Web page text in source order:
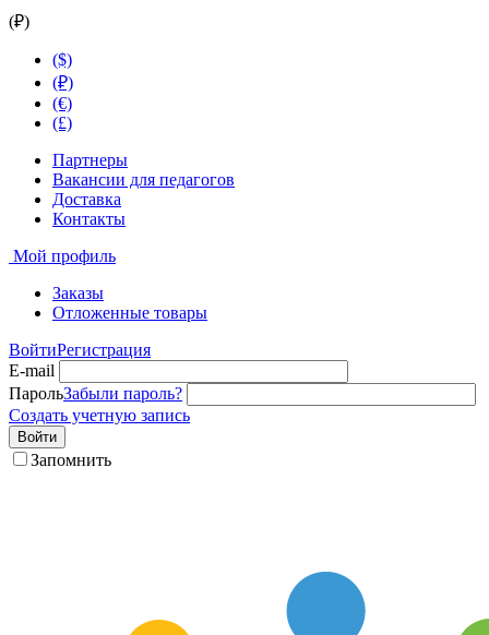
(₽)
($)
(₽)
(€)
(£)
Партнеры
Вакансии для педагогов
Доставка
Контакты
Мой профиль
Заказы
Отложенные товары
ВойтиРегистрация
E-mail
ПарольЗабыли пароль?
Создать учетную запись
Войти
Запомнить